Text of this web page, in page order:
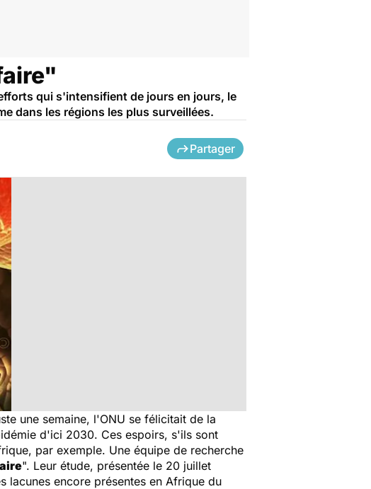
qui s'intensifient de jours en jours, le
dans les régions les plus surveillées.
Partager
une semaine, l'ONU se félicitait de la
d'ici 2030. Ces espoirs, s'ils sont
par exemple. Une équipe de recherche
". Leur étude, présentée le 20 juillet
lacunes encore présentes en Afrique du